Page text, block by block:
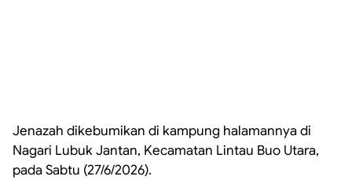
Jenazah dikebumikan di kampung halamannya di
Nagari Lubuk Jantan, Kecamatan Lintau Buo Utara,
pada Sabtu (27/6/2026).